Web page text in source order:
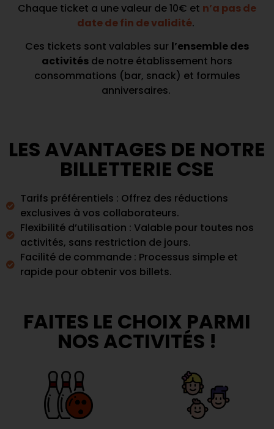
Chaque ticket a une valeur de 10€ et n’a pas de
date de fin de validité.
Ces tickets sont valables sur l’ensemble des
activités de notre établissement hors
consommations (bar, snack) et formules
anniversaires.
LES AVANTAGES DE NOTRE
BILLETTERIE CSE
Tarifs préférentiels : Offrez des réductions
exclusives à vos collaborateurs.
Flexibilité d’utilisation : Valable pour toutes nos
activités, sans restriction de jours.
Facilité de commande : Processus simple et
rapide pour obtenir vos billets.
FAITES LE CHOIX PARMI
NOS ACTIVITÉS !